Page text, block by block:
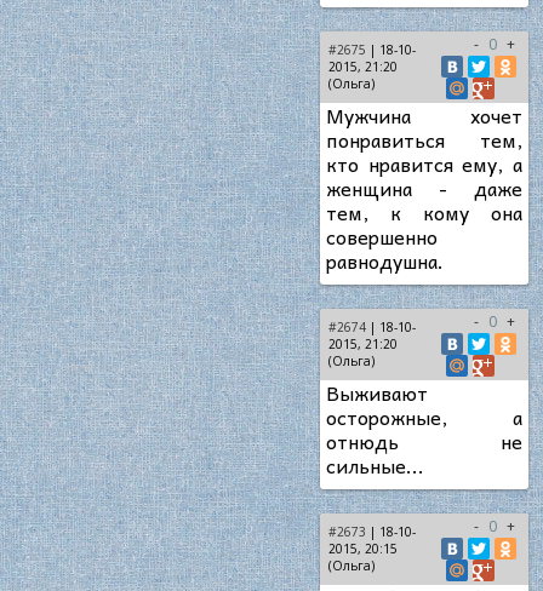
#2675 | 18-10-
2015, 21:20
(Ольга)
- 0 +
Мужчина хочет
понравиться тем,
кто нравится ему, а
женщина - даже
тем, к кому она
совершенно
равнодушна.
#2674 | 18-10-
2015, 21:20
(Ольга)
- 0 +
Выживают
осторожные, а
отнюдь не
сильные...
#2673 | 18-10-
2015, 20:15
(Ольга)
- 0 +